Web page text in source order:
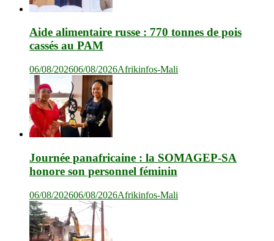
Aide alimentaire russe : 770 tonnes de pois
cassés au PAM
06/08/202606/08/2026Afrikinfos-Mali
Journée panafricaine : la SOMAGEP-SA
honore son personnel féminin
06/08/202606/08/2026Afrikinfos-Mali